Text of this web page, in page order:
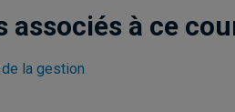
associés à ce
la gestion